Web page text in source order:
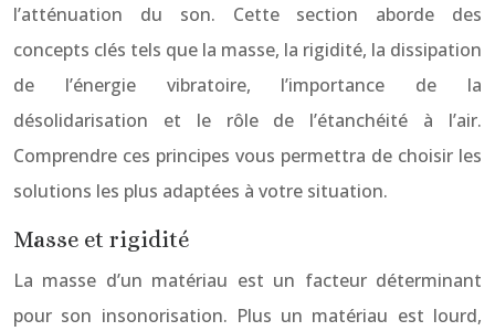
l’atténuation du son. Cette section aborde des
concepts clés tels que la masse, la rigidité, la dissipation
de l’énergie vibratoire, l’importance de la
désolidarisation et le rôle de l’étanchéité à l’air.
Comprendre ces principes vous permettra de choisir les
solutions les plus adaptées à votre situation.
Masse et rigidité
La masse d’un matériau est un facteur déterminant
pour son insonorisation. Plus un matériau est lourd,